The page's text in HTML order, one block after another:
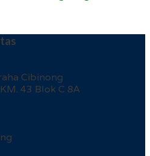
Cibinong
43 Blok C 8A